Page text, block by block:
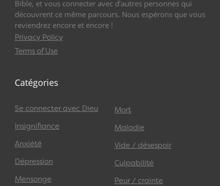
Bible, et vous connecter avec d’autres personnes qui
découvrent ce même parcours. Nous espérons que vous
reviendrez encore et encore !
Privacy Policy
Terms of Use
Catégories
Se connecter avec Dieu
Insignifiance
Anxiété
Dépression
Mensonge
Mort
Maladie
Vide / désespoir
Culpabilité
Peur / crainte